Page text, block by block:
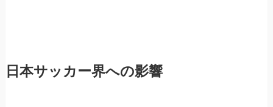
日本サッカー界への影響